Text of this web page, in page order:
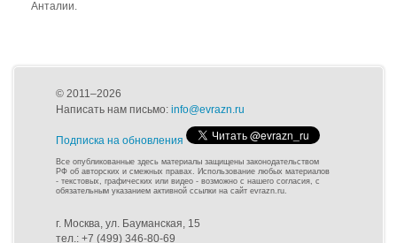
Анталии.
© 2011–2026
Написать нам письмо: info@evrazn.ru
Подписка на обновления
Все опубликованные здесь материалы защищены законодательством
РФ об авторских и смежных правах. Использование любых материалов
- текстовых, графических или видео - возможно с нашего согласия, с
обязательным указанием активной ссылки на сайт evrazn.ru.
г. Москва, ул. Бауманская, 15
тел.: +7 (499) 346-80-69